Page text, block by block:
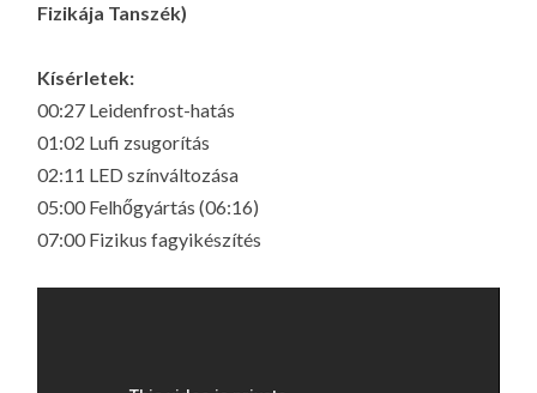
Fizikája Tanszék)
Kísérletek:
00:27 Leidenfrost-hatás
01:02 Lufi zsugorítás
02:11 LED színváltozása
05:00 Felhőgyártás (06:16)
07:00 Fizikus fagyikészítés